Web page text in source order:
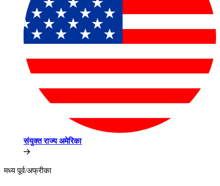
संयुक्त राज्य अमेरिका​​
मध्य पूर्व/अफ्रीका​​